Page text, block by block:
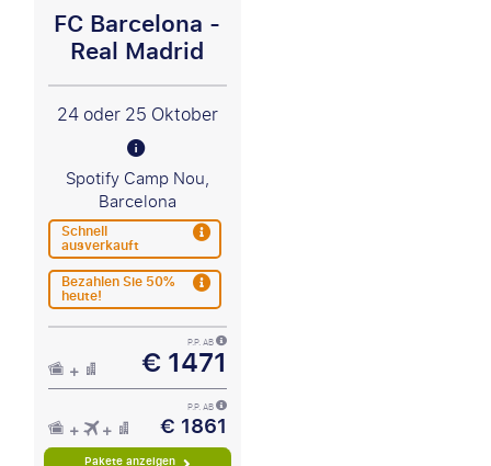
FC Barcelona -
Real Madrid
24 oder 25 Oktober
Spotify Camp Nou,
Barcelona
Schnell
ausverkauft
Bezahlen Sie 50%
heute!
P.P. AB
€ 1471
P.P. AB
€ 1861
Pakete anzeigen